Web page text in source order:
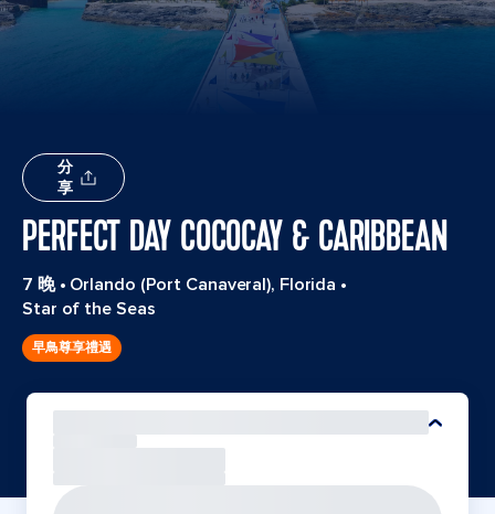
分
享
PERFECT DAY COCOCAY & CARIBBEAN
7 晚• Orlando (Port Canaveral), Florida •
Star of the Seas
早鳥尊享禮遇